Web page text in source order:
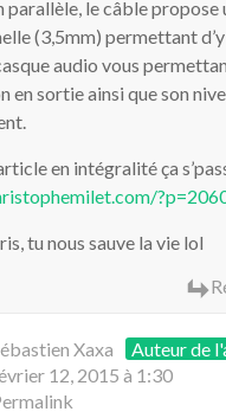
parallèle, le câble propose
(3,5mm) permettant d’y
audio vous
en sortie ainsi que son
en intégralité ça
tu nous sauve la vie lol
Xaxa
Auteur de
12, 2015 à 1:30